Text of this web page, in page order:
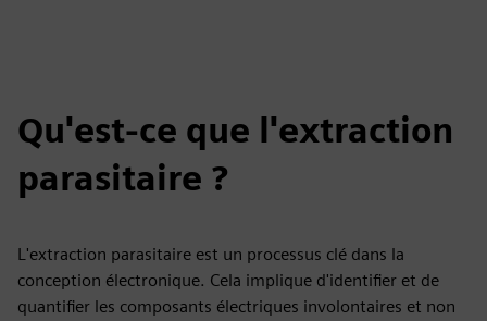
Qu'est-ce que l'extraction
parasitaire ?
L'extraction parasitaire est un processus clé dans la
conception électronique. Cela implique d'identifier et de
quantifier les composants électriques involontaires et non